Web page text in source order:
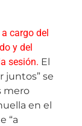
cargo del
y del
sesión. El
juntos” se
mero
en el
“a